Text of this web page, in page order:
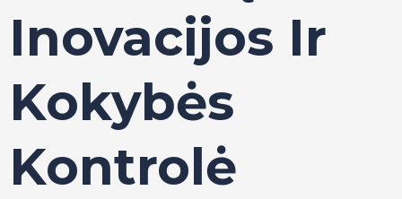
Inovacijos Ir
Kokybės
Kontrolė